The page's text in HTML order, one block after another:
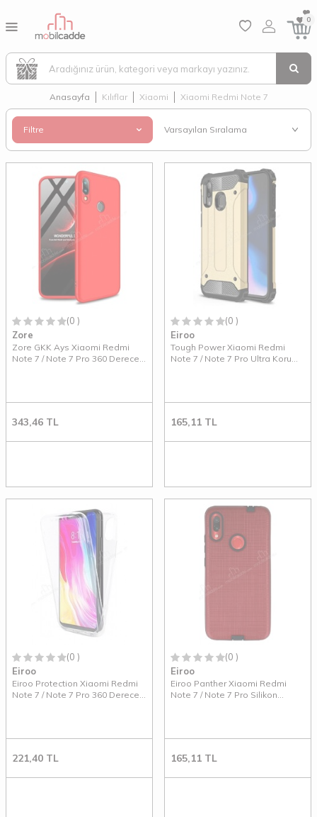
0
Anasayfa Kılıflar Xiaomi Xiaomi Redmi Note 7
Filtre
(0 )
Zore
Zore GKK Ays Xiaomi Redmi
Note 7 / Note 7 Pro 360 Derece
343,46 TL
(0 )
Eiroo
Tough Power Xiaomi Redmi
Note 7 / Note 7 Pro Ultra Koruma
165,11 TL
(0 )
Eiroo
Eiroo Protection Xiaomi Redmi
Note 7 / Note 7 Pro 360 Derece
221,40 TL
(0 )
Eiroo
Eiroo Panther Xiaomi Redmi
Note 7 / Note 7 Pro Silikon
165,11 TL